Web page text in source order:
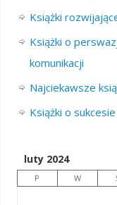
Książki
Książki o
komunikacji
Najciekawsze
Książki o
luty 2024
P W